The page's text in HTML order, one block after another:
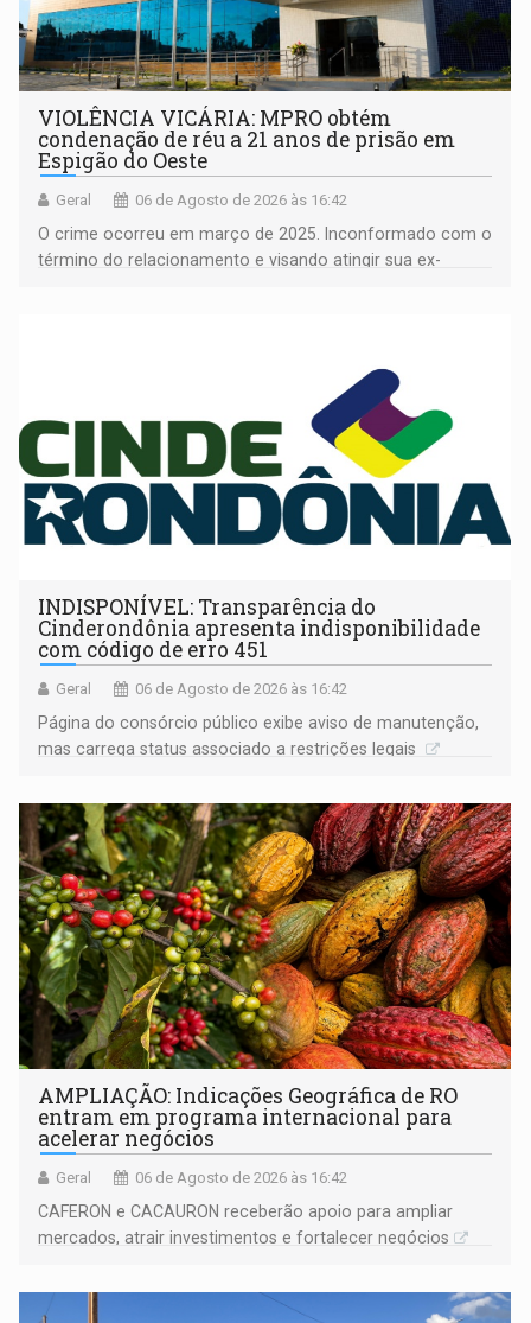
VIOLÊNCIA VICÁRIA: MPRO obtém
condenação de réu a 21 anos de prisão em
Espigão do Oeste
Geral 06 de Agosto de 2026 às 16:42
O crime ocorreu em março de 2025. Inconformado com o
término do relacionamento e visando atingir sua ex-
INDISPONÍVEL: Transparência do
Cinderondônia apresenta indisponibilidade
com código de erro 451
Geral 06 de Agosto de 2026 às 16:42
Página do consórcio público exibe aviso de manutenção,
mas carrega status associado a restrições legais
AMPLIAÇÃO: Indicações Geográfica de RO
entram em programa internacional para
acelerar negócios
Geral 06 de Agosto de 2026 às 16:42
CAFERON e CACAURON receberão apoio para ampliar
mercados, atrair investimentos e fortalecer negócios